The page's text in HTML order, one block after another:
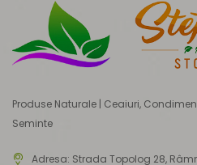
Produse Naturale | Ceaiuri,
Seminte
Adresa: Strada Topolog 28,